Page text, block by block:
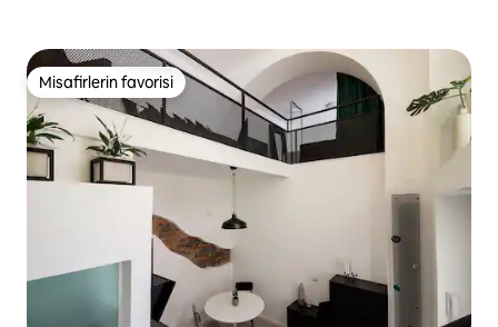
Misafirlerin favorisi
Misafirlerin favorisi